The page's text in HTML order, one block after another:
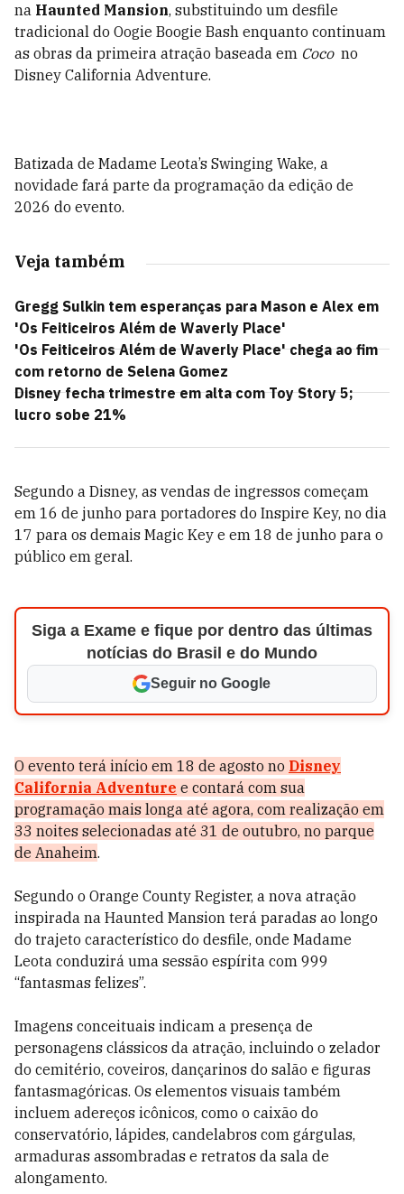
na Haunted Mansion, substituindo um desfile
tradicional do Oogie Boogie Bash enquanto continuam
as obras da primeira atração baseada em Cocono
Disney California Adventure.
Batizada de Madame Leota’s Swinging Wake, a
novidade fará parte da programação da edição de
2026 do evento.
Veja também
Gregg Sulkin tem esperanças para Mason e Alex em
'Os Feiticeiros Além de Waverly Place'
'Os Feiticeiros Além de Waverly Place' chega ao fim
com retorno de Selena Gomez
Disney fecha trimestre em alta com Toy Story 5;
lucro sobe 21%
Segundo a Disney, as vendas de ingressos começam
em 16 de junho para portadores do Inspire Key, no dia
17 para os demais Magic Key e em 18 de junho para o
público em geral.
Siga a Exame e fique por dentro das últimas
notícias do Brasil e do Mundo
Seguir no Google
O evento terá início em 18 de agosto no Disney
California Adventure e contará com sua
programação mais longa até agora, com realização em
33 noites selecionadas até 31 de outubro, no parque
de Anaheim.
Segundo o Orange County Register, a nova atração
inspirada na Haunted Mansion terá paradas ao longo
do trajeto característico do desfile, onde Madame
Leota conduzirá uma sessão espírita com 999
“fantasmas felizes”.
Imagens conceituais indicam a presença de
personagens clássicos da atração, incluindo o zelador
do cemitério, coveiros, dançarinos do salão e figuras
fantasmagóricas. Os elementos visuais também
incluem adereços icônicos, como o caixão do
conservatório, lápides, candelabros com gárgulas,
armaduras assombradas e retratos da sala de
alongamento.